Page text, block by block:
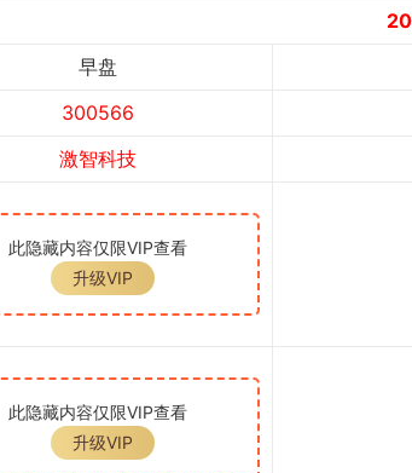
早盘
300566
激智科技
此隐藏内容仅限VIP查看
升级VIP
此隐藏内容仅限VIP查看
升级VIP